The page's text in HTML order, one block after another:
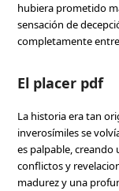
hubiera prometido
sensación de
completamente
El placer pdf
La historia era tan
inverosímiles se
es palpable,
conflictos y
madurez y una